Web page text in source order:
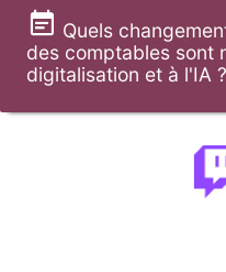
Quels
des comptables sont
digitalisation et à l'IA ?